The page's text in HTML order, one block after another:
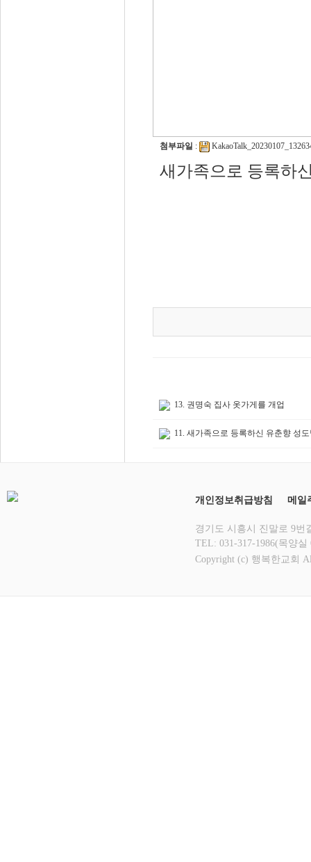
첨부파일 :
새가족으로 등록하
13. 권명숙 집사 옷가게를 개업
11. 새가족으로 등록하신 유춘향 성
개인정보취급방침 메일
경기도 시흥시 진말로 9번
TEL: 031-317-1986(목양
Copyright (c) 행복한교회